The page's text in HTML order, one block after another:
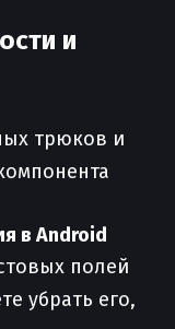
и
трюков и
в Android
полей
убрать его,